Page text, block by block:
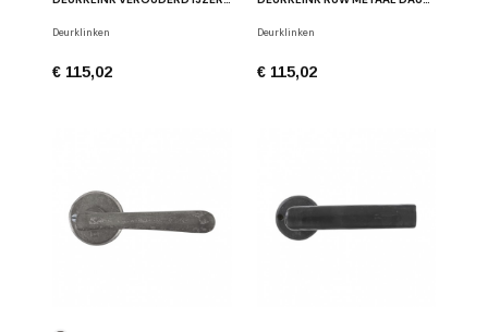
Deurklinken
€ 115,02
Deurklinken
€ 115,02